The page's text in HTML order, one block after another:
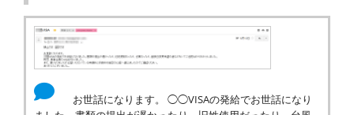
お世話になります。 ◯◯VISAの発給でお世話になり